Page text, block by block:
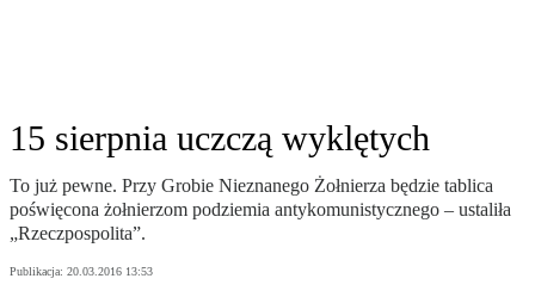
15 sierpnia uczczą wyklętych
To już pewne. Przy Grobie Nieznanego Żołnierza będzie tablica
poświęcona żołnierzom podziemia antykomunistycznego – ustaliła
„Rzeczpospolita”.
Publikacja: 20.03.2016 13:53